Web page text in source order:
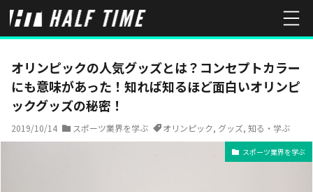
HOME スポーツ業界を学ぶ オリンピックの人気グッズとは？コ
オリンピックの人気グッズとは？コンセプトカラー
にも意味があった！知れば知るほど面白いオリンピ
ックグッズの秘密！
2019/10/14 スポーツ業界を学ぶ オリンピック, グッズ, 知る・学ぶ
スポーツ業界を学ぶ